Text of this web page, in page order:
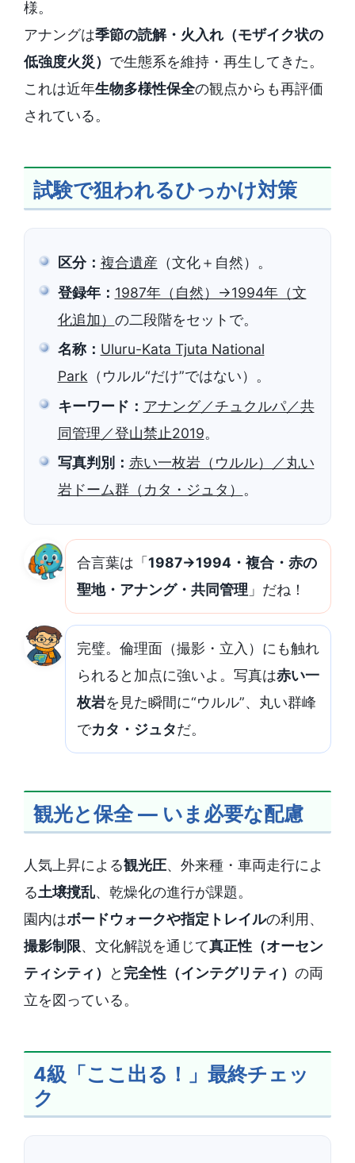
様。
アナングは季節の読解・火入れ（モザイク状の
低強度火災） で生態系を維持・再生してきた。
これは近年生物多様性保全の観点からも再評価
されている。
試験で狙われるひっかけ対策
区分： 複合遺産 （文化＋自然）。
登録年： 1987年（自然）→1994年（文
化追加） の二段階をセットで。
名称： Uluru-Kata Tjuta National
Park （ウルル“だけ”ではない）。
キーワード： アナング／チュクルパ／共
同管理／登山禁止2019。
写真判別： 赤い一枚岩（ウルル）／丸い
岩ドーム群（カタ・ジュタ）
。
合言葉は「 1987→1994・複合・赤の
聖地・アナング・共同管理 」だね！
完璧。倫理面（撮影・立入）にも触れ
られると加点に強いよ。写真は赤い一
枚岩を見た瞬間に“ウルル”、丸い群峰
でカタ・ジュタだ。
観光と保全 ― いま必要な配慮
人気上昇による観光圧、外来種・車両走行によ
る土壌撹乱、乾燥化の進行が課題。
園内はボードウォークや指定トレイルの利用、
撮影制限、文化解説を通じて真正性（オーセン
ティシティ）
と 完全性（インテグリティ） の両
立を図っている。
4級「ここ出る！」最終チェッ
ク